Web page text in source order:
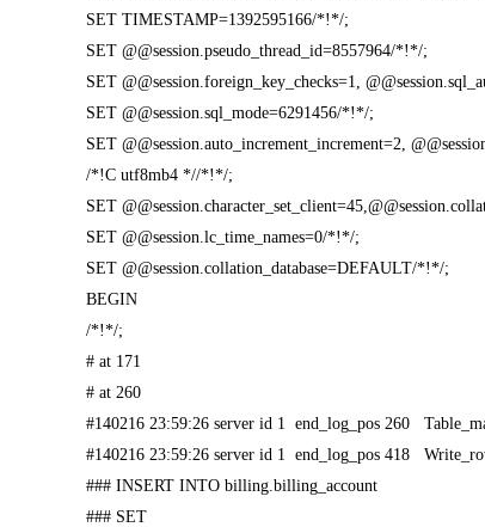
SET TIMESTAMP=1392595166/*!*/;
SET @@session.pseudo_thread_id=8557964/*!*/;
SET @@session.foreign_key_checks=1,
SET @@session.sql_mode=6291456/*!*/;
SET @@session.auto_increment_increment=2,
/*!C utf8mb4 *//*!*/;
SET
SET @@session.lc_time_names=0/*!*/;
SET @@session.collation_database=DEFAULT/*!*/;
BEGIN
/*!*/;
# at 171
# at 260
#140216 23:59:26 server id 1 end_log_pos 260
#140216 23:59:26 server id 1 end_log_pos 418
### INSERT INTO billing.billing_account
### SET